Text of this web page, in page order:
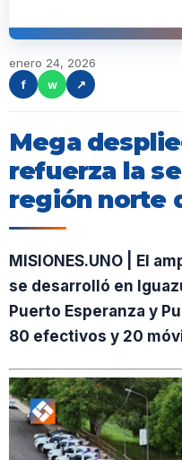
enero 24, 2026
f
w ↗
Mega
refuerza la
región norte
MISIONES.UNO | El
se desarrolló en
Puerto Esperanza y
80 efectivos y 20